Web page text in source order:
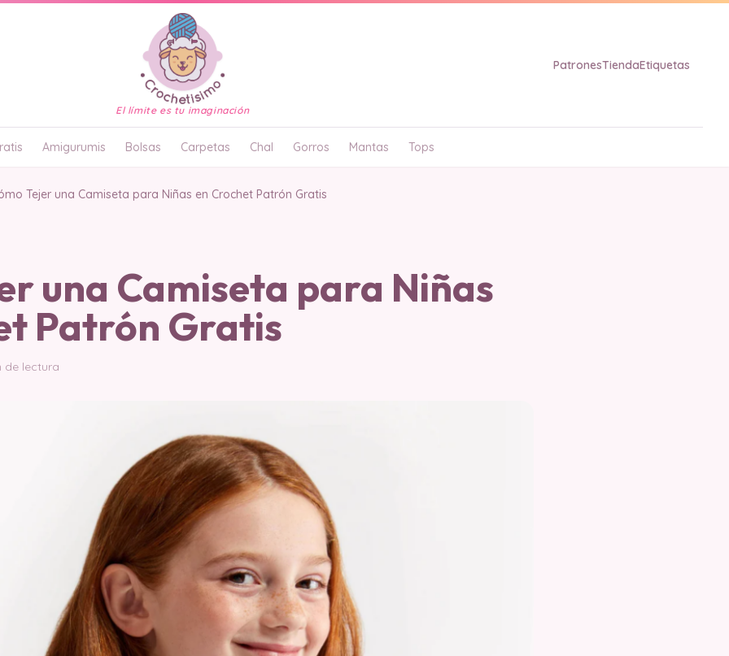
El límite es tu imaginación
PatronesTiendaEtiquetas
Amigurumis Bolsas Carpetas Chal Gorros Mantas Tops
Tejer una Camiseta para Niñas en Crochet Patrón Gratis
una Camiseta para Niñas
Patrón Gratis
de lectura